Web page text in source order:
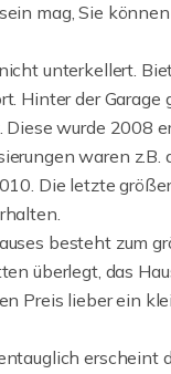
mag, Sie
unterkellert.
Hinter der
wurde 2008
waren z.B.
Die letzte
besteht zum
überlegt, das
Preis lieber ein
erscheint